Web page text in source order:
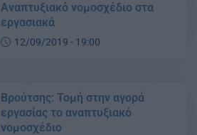
Αναπτυξιακό νομοσχέδιο στα
εργασιακά
12/09/2019 - 19:00
Βρούτσης: Τομή στην αγορά
εργασίας το αναπτυξιακό
νομοσχέδιο